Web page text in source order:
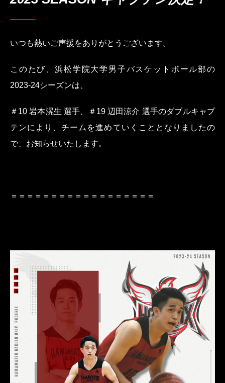
いつも熱いご声援をありがとうございます。
このたび、浜松学院大学男子バスケットボール部の
2023-24シーズンは、
＃10 岩本滉生 選手、＃19 辺田涼介 選手のダブルキャプ
テンにより、チームを進めていくこととなりましたの
で、お知らせいたします。
＝＝＝＝＝＝＝＝＝＝＝＝＝＝＝＝＝＝